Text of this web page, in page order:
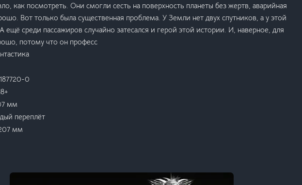
как посмотреть. Они смогли сесть на поверхность планеты без жертв, аварийная
Вот только была существенная проблема. У Земли нет двух спутников, а у этой
ещё среди пассажиров случайно затесался и герой этой истории. И, наверное, для
потому что он професс
0
мм
переплёт
мм